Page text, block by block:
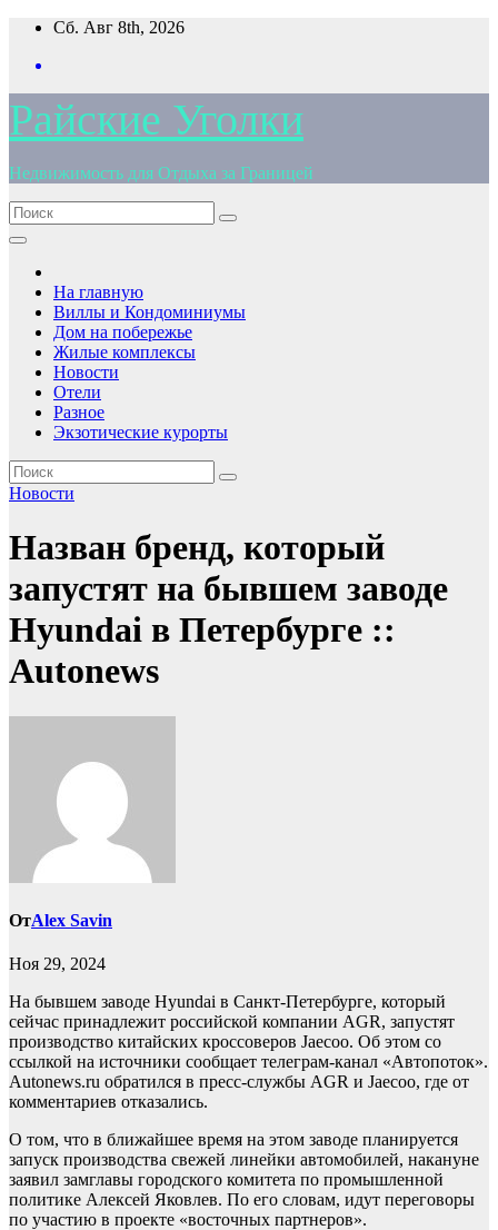
Перейти
содержимому
Сб. Авг 8th, 2026
Райские Уголки
Недвижимость для Отдыха за Границей
На главную
Виллы и Кондоминиумы
Дом на побережье
Жилые комплексы
Новости
Отели
Разное
Экзотические курорты
Новости
Назван бренд, который
запустят на бывшем заводе
Hyundai в Петербурге ::
Autonews
ОтAlex Savin
Ноя 29, 2024
На бывшем заводе Hyundai в Санкт-Петербурге, который
сейчас принадлежит российской компании AGR, запустят
производство китайских кроссоверов Jaecoo. Об этом со
ссылкой на источники сообщает телеграм-канал «Автопоток».
Autonews.ru обратился в пресс-службы AGR и Jaecoo, где от
комментариев отказались.
О том, что в ближайшее время на этом заводе планируется
запуск производства свежей линейки автомобилей, накануне
заявил замглавы городского комитета по промышленной
политике Алексей Яковлев. По его словам, идут переговоры
по участию в проекте «восточных партнеров».